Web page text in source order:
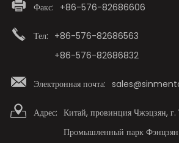
Факс: +86-576-82686606
Тел: +86-576-82686563
+86-576-82686832
Электронная почта:
Адрес: Китай, провинция Чжэцзян,
Промышленный парк Фэнцзян